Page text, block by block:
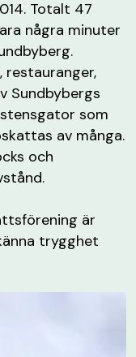
Totalt 47
några minuter
Sundbybergs
som
av många.
och
är
trygghet